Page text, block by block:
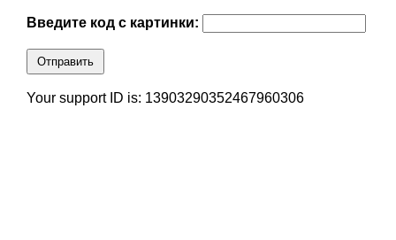
Введите код с картинки:
Отправить
Your support ID is: 13903290352467960306